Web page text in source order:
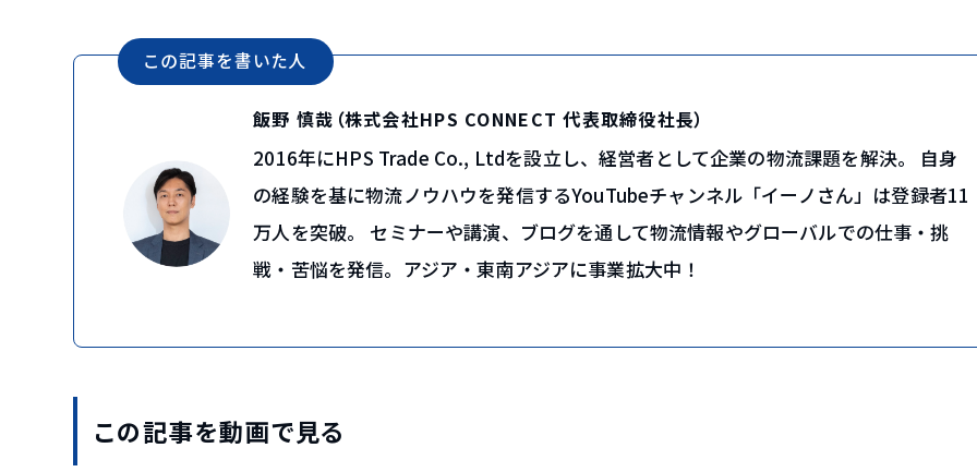
この記事を書いた人
飯野 慎哉（株式会社HPS CONNECT 代表取締役社長）
2016年にHPS Trade Co., Ltdを設立し、経営者として企業の物流課題を解決。 自身
の経験を基に物流ノウハウを発信するYouTubeチャンネル「イーノさん」は登録者11
万人を突破。 セミナーや講演、ブログを通して物流情報やグローバルでの仕事・挑
戦・苦悩を発信。アジア・東南アジアに事業拡大中！
この記事を動画で見る